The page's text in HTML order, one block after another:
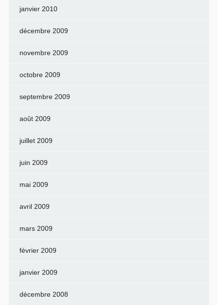
janvier 2010
décembre 2009
novembre 2009
octobre 2009
septembre 2009
août 2009
juillet 2009
juin 2009
mai 2009
avril 2009
mars 2009
février 2009
janvier 2009
décembre 2008